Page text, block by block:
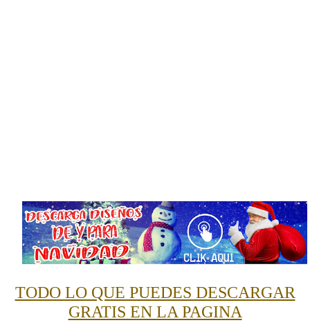
TODO LO QUE PUEDES DESCARGAR
GRATIS EN LA PAGINA